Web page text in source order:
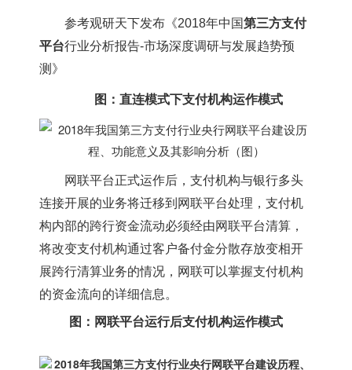
参考观研天下发布《2018年中国第三方支付
平台行业分析报告-市场深度调研与发展趋势预
测 》
图：直连模式下支付机构运作模式
网联平台正式运作后，支付机构与银行多头
连接开展的业务将迁移到网联平台处理，支付机
构内部的跨行资金流动必须经由网联平台清算，
将改变支付机构通过客户备付金分散存放变相开
展跨行清算业务的情况，网联可以掌握支付机构
的资金流向的详细信息。
图：网联平台运行后支付机构运作模式